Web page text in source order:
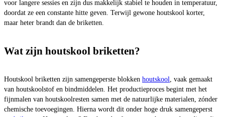
voor langere sessies en zijn dus makkelijk stabiel te houden in temperatuur,
doordat ze een constante hitte geven. Terwijl gewone houtskool korter,
maar heter brandt dan de briketten.
Wat zijn houtskool briketten?
Houtskool briketten zijn samengeperste blokken houtskool
, vaak gemaakt
van houtskoolstof en bindmiddelen. Het productieproces begint met het
fijnmalen van houtskoolresten samen met de natuurlijke materialen, zónder
chemische toevoegingen. Hierna wordt dit onder hoge druk samengeperst